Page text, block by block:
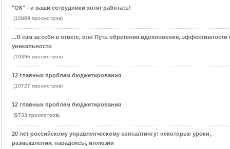
"ОК" - и ваши сотрудники хотят работать!
(10869 просмотров)
...Я сам за себя в ответе, или Путь обретения вдохновения, эффективности
уникальности
(10396 просмотров)
12 главных проблем бюджетирования
(10727 просмотров)
12 главных проблем бюджетирования
(9733 просмотров)
20 лет российскому управленческому консалтингу: некоторые уроки,
размышления, парадоксы, иллюзии